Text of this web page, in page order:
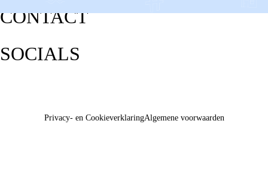
CONTACT
SOCIALS
Privacy- en CookieverklaringAlgemene voorwaarden